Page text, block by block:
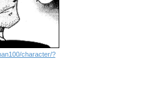
character/?